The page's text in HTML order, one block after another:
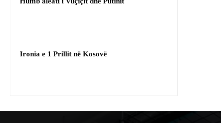
Ironia e 1 Prillit në Kosovë